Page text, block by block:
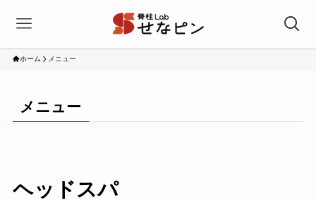
ホーム メニュー
メニュー
ヘッドスパ